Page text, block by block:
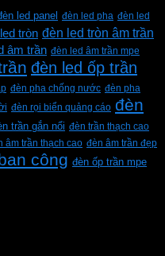
led panel đèn led pha đèn led
tròn đèn led tròn âm trần
âm trần đèn led âm trần mpe
đèn led ốp trần
đèn pha chống nước đèn pha
đèn rọi biển quảng cáo đèn
trần gắn nổi đèn trần thạch cao
âm trần thạch cao đèn âm trần đẹp
công đèn ốp trần mpe